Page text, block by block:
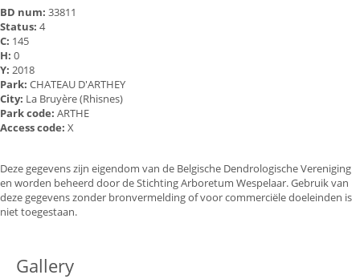
BD num: 33811
Status: 4
C: 145
H: 0
Y: 2018
Park: CHATEAU D'ARTHEY
City: La Bruyère (Rhisnes)
Park code: ARTHE
Access code: X
Deze gegevens zijn eigendom van de Belgische Dendrologische Vereniging
en worden beheerd door de Stichting Arboretum Wespelaar. Gebruik van
deze gegevens zonder bronvermelding of voor commerciële doeleinden is
niet toegestaan.
Gallery